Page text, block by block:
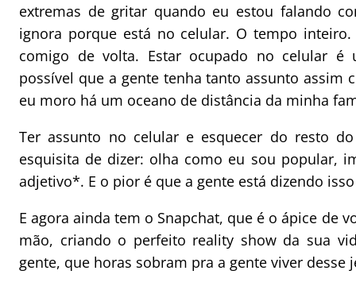
extremas de gritar quando eu estou falando
ignora porque está no celular. O tempo
comigo de volta. Estar ocupado no celular é
possível que a gente tenha tanto assunto assim
eu moro há um oceano de distância da minha
Ter assunto no celular e esquecer do resto
esquisita de dizer: olha como eu sou popular,
adjetivo*. E o pior é que a gente está dizendo
E agora ainda tem o Snapchat, que é o ápice de
mão, criando o perfeito reality show da sua
gente, que horas sobram pra a gente viver desse